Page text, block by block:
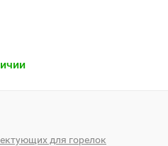
для горелок